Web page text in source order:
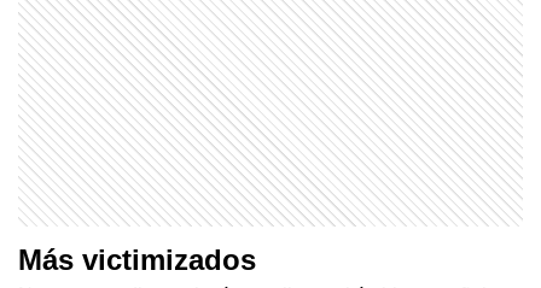
Más victimizados